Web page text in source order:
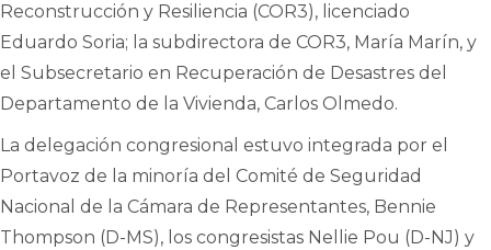
Reconstrucción y Resiliencia (COR3), licenciado
Eduardo Soria; la subdirectora de COR3, María Marín, y
el Subsecretario en Recuperación de Desastres del
Departamento de la Vivienda, Carlos Olmedo.
La delegación congresional estuvo integrada por el
Portavoz de la minoría del Comité de Seguridad
Nacional de la Cámara de Representantes, Bennie
Thompson (D-MS), los congresistas Nellie Pou (D-NJ) y